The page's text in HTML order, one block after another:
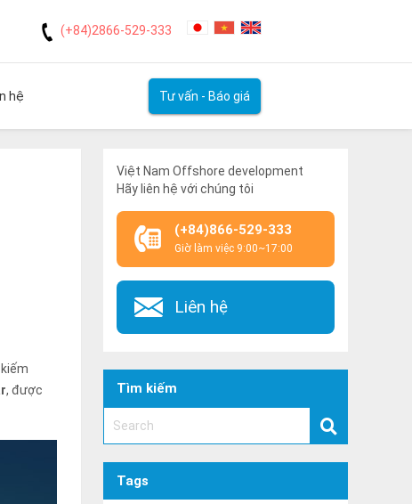
(+84)2866-529-333
hệ Tư vấn - Báo giá
, được
Việt Nam Offshore development
Hãy liên hệ với chúng tôi
(+84)866-529-333
Giờ làm việc 9:00~17:00
Liên hệ
Tìm kiếm
Tags